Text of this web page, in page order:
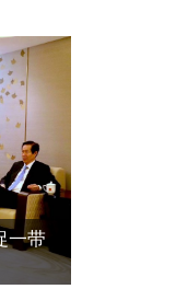
對加快中部地區
進區域一體化發
有啥重點任務？
》中的這六句話
發展。這也與長江
定位是一致的。
輸網絡，還是水
升互聯互通迫在
集群、現代服務業
重點。
，促進城市群綠
促一
发展
事 促一
发展
國際標
部拿
國環
一带